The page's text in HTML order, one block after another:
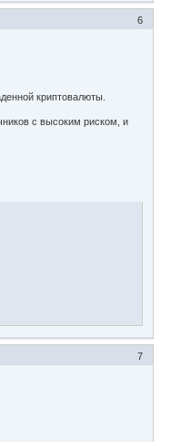
6
криптовалюты.
с высоким риском, и
7